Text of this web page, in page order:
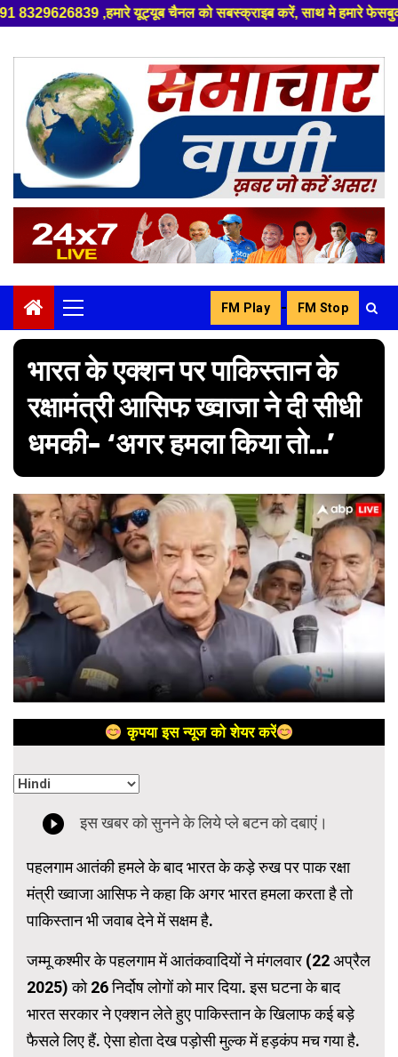
यूट्यूब चैनल को सबस्क्राइब करें, साथ मे हमारे फेसबुक को लाइक जरूर करें ,
content
Primary
Menu
FM Play - FM Stop
भारत के एक्शन पर पाकिस्तान के
रक्षामंत्री आसिफ ख्वाजा ने दी सीधी
धमकी- ‘अगर हमला किया तो…’
कृपया इस न्यूज को शेयर करें
पहलगाम आतंकी हमले के बाद भारत के कड़े रुख पर पाक रक्षा
मंत्री ख्वाजा आसिफ ने कहा कि अगर भारत हमला करता है तो
पाकिस्तान भी जवाब देने में सक्षम है.
जम्मू कश्मीर के पहलगाम में आतंकवादियों ने मंगलवार (22 अप्रैल
2025) को 26 निर्दोष लोगों को मार दिया. इस घटना के बाद
भारत सरकार ने एक्शन लेते हुए पाकिस्तान के खिलाफ कई बड़े
फैसले लिए हैं. ऐसा होता देख पड़ोसी मुल्क में हड़कंप मच गया है.